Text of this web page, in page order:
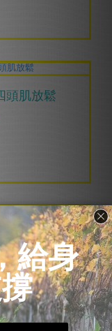
頭肌放鬆
學好上下肢